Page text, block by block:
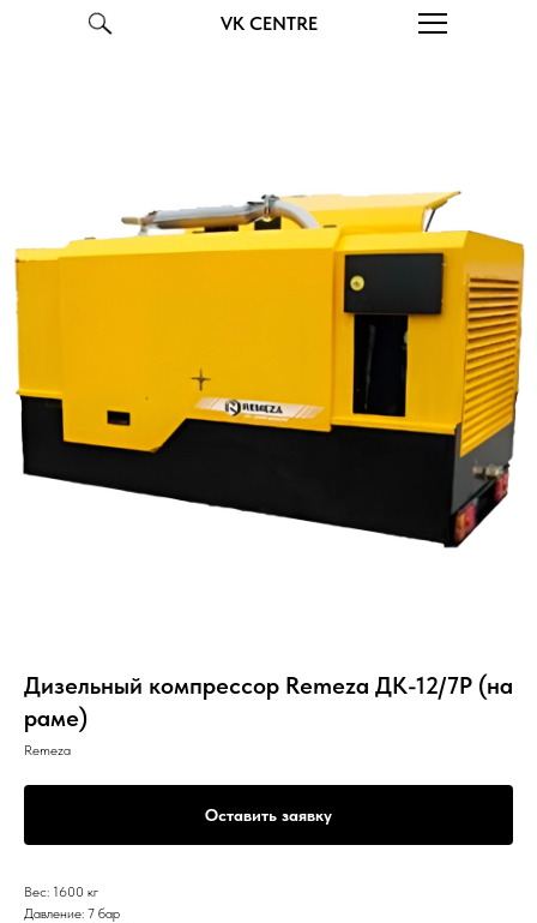
VK CENTRE
Дизельный компрессор Remeza ДК-12/7Р (на
раме)
Remeza
Оставить заявку
Вес: 1600 кг
Давление: 7 бар